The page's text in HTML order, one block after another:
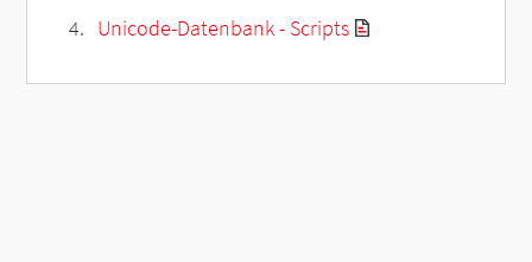
Unicode-Datenbank - Scripts